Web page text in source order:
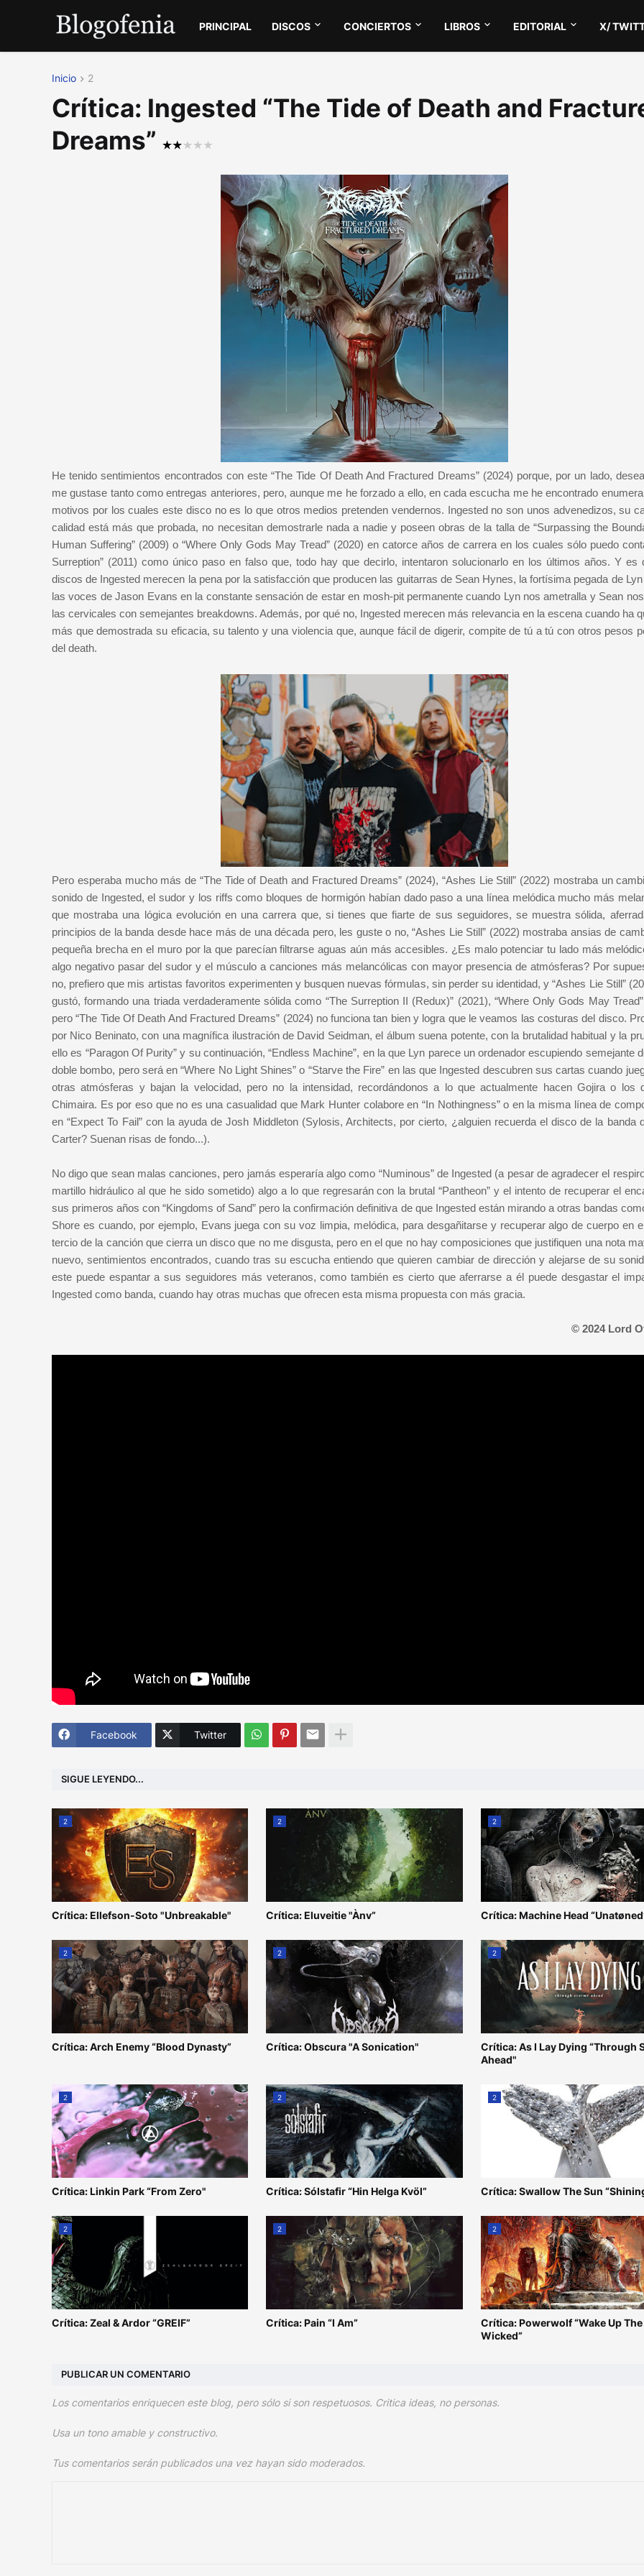
PRINCIPAL DISCOS CONCIERTOS LIBROS EDITORIAL X/
Inicio 2
Crítica: Ingested “The Tide of Death and
Dreams”
He tenido sentimientos encontrados con este “The Tide Of Death And Fractured Dreams” (2024) porque, por un lado,
me gustase tanto como entregas anteriores, pero, aunque me he forzado a ello, en cada escucha me he encontrado
motivos por los cuales este disco no es lo que otros medios pretenden vendernos. Ingested no son unos advenedizos, su
calidad está más que probada, no necesitan demostrarle nada a nadie y poseen obras de la talla de “Surpassing the
Human Suffering” (2009) o “Where Only Gods May Tread” (2020) en catorce años de carrera en los cuales sólo puedo
Surreption” (2011) como único paso en falso que, todo hay que decirlo, intentaron solucionarlo en los últimos años. Y es
discos de Ingested merecen la pena por la satisfacción que producen las guitarras de Sean Hynes, la fortísima pegada de
las voces de Jason Evans en la constante sensación de estar en mosh-pit permanente cuando Lyn nos ametralla y Sean
las cervicales con semejantes breakdowns. Además, por qué no, Ingested merecen más relevancia en la escena cuando ha
más que demostrada su eficacia, su talento y una violencia que, aunque fácil de digerir, compite de tú a tú con otros pesos
del death.
Pero esperaba mucho más de “The Tide of Death and Fractured Dreams” (2024), “Ashes Lie Still” (2022) mostraba un
sonido de Ingested, el sudor y los riffs como bloques de hormigón habían dado paso a una línea melódica mucho más
que mostraba una lógica evolución en una carrera que, si tienes que fiarte de sus seguidores, se muestra sólida,
principios de la banda desde hace más de una década pero, les guste o no, “Ashes Lie Still” (2022) mostraba ansias de
pequeña brecha en el muro por la que parecían filtrarse aguas aún más accesibles. ¿Es malo potenciar tu lado más
algo negativo pasar del sudor y el músculo a canciones más melancólicas con mayor presencia de atmósferas? Por
no, prefiero que mis artistas favoritos experimenten y busquen nuevas fórmulas, sin perder su identidad, y “Ashes Lie Still”
gustó, formando una triada verdaderamente sólida como “The Surreption II (Redux)” (2021), “Where Only Gods May
pero “The Tide Of Death And Fractured Dreams” (2024) no funciona tan bien y logra que le veamos las costuras del disco.
por Nico Beninato, con una magnífica ilustración de David Seidman, el álbum suena potente, con la brutalidad habitual y la
ello es “Paragon Of Purity” y su continuación, “Endless Machine”, en la que Lyn parece un ordenador escupiendo semejante
doble bombo, pero será en “Where No Light Shines” o “Starve the Fire” en las que Ingested descubren sus cartas cuando
otras atmósferas y bajan la velocidad, pero no la intensidad, recordándonos a lo que actualmente hacen Gojira o los
Chimaira. Es por eso que no es una casualidad que Mark Hunter colabore en “In Nothingness” o en la misma línea de
en “Expect To Fail” con la ayuda de Josh Middleton (Sylosis, Architects, por cierto, ¿alguien recuerda el disco de la banda
Carter? Suenan risas de fondo...).
No digo que sean malas canciones, pero jamás esperaría algo como “Numinous” de Ingested (a pesar de agradecer el
martillo hidráulico al que he sido sometido) algo a lo que regresarán con la brutal “Pantheon” y el intento de recuperar el
sus primeros años con “Kingdoms of Sand” pero la confirmación definitiva de que Ingested están mirando a otras bandas
Shore es cuando, por ejemplo, Evans juega con su voz limpia, melódica, para desgañitarse y recuperar algo de cuerpo en
tercio de la canción que cierra un disco que no me disgusta, pero en el que no hay composiciones que justifiquen una nota
nuevo, sentimientos encontrados, cuando tras su escucha entiendo que quieren cambiar de dirección y alejarse de su
este puede espantar a sus seguidores más veteranos, como también es cierto que aferrarse a él puede desgastar el
Ingested como banda, cuando hay otras muchas que ofrecen esta misma propuesta con más gracia.
© 2024 Lord
Facebook Twitter
SIGUE LEYENDO...
2
Crítica: Ellefson-Soto "Unbreakable"
2
Crítica: Eluveitie "Ànv”
2
Crítica: Machine Head
2
Crítica: Arch Enemy “Blood Dynasty”
2
Crítica: Obscura "A Sonication"
2
Crítica: As I Lay Dying “Through
Ahead"
2
Crítica: Linkin Park “From Zero"
2
Crítica: Sólstafir “Hin Helga Kvöl”
2
Crítica: Swallow The Sun
2
Crítica: Zeal & Ardor “GREIF”
2
Crítica: Pain “I Am”
2
Crítica: Powerwolf “Wake Up The
Wicked”
PUBLICAR UN COMENTARIO
Los comentarios enriquecen este blog, pero sólo si son respetuosos. Critica ideas, no personas.
Usa un tono amable y constructivo.
Tus comentarios serán publicados una vez hayan sido moderados.